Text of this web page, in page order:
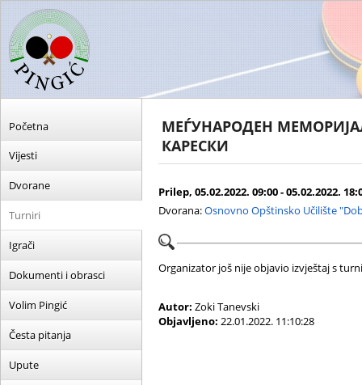
Početna
Vijesti
Dvorane
Turniri
Igrači
Dokumenti i obrasci
Volim Pingić
Česta pitanja
Upute
МЕЃУНАРОДЕН
КАРЕСКИ
Prilep, 05.02.2022. 09:00 - 05.02.2022.
Dvorana:Osnovno Opštinsko Učilište
Organizator još nije objavio izvještaj s
Autor: Zoki Tanevski
Objavljeno: 22.01.2022. 11:10:28